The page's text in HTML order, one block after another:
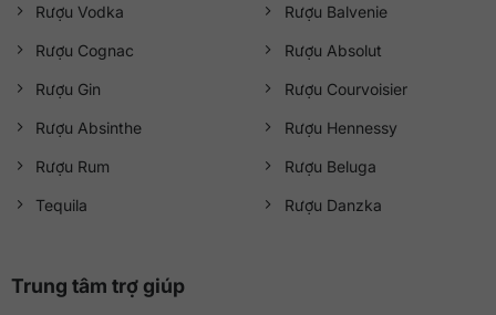
Rượu Vodka
Rượu Cognac
Rượu Gin
Rượu Absinthe
Rượu Rum
Tequila
Rượu Balvenie
Rượu Absolut
Rượu Courvoisier
Rượu Hennessy
Rượu Beluga
Rượu Danzka
Trung tâm trợ giúp